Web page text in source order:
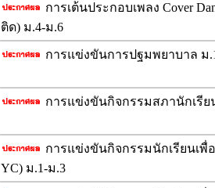
การเต้นประกอบเพลง Cover
ติด) ม.4-ม.6
การแข่งขันการปฐมพยาบาล ม
การแข่งขันกิจกรรมสภานักเรีย
การแข่งขันกิจกรรมนักเรียนเพื่อ
YC) ม.1-ม.3